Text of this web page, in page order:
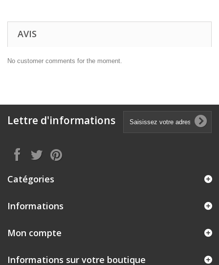
AVIS
No customer comments for the moment.
Lettre d'informations
Catégories
Informations
Mon compte
Informations sur votre boutique